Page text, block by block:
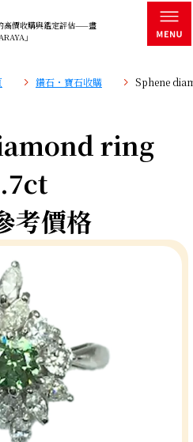
高價收購與鑑定評估——盡
」
鑽石・寶石收購 Sphene
ring
考價格